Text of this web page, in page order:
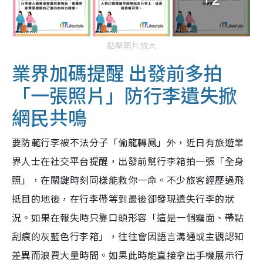
點擊圖片放大
業界加碼提醒 出發前多拍
「一張照片」防行李遺失掀
網民共鳴
要防範行李被不法分子「偷龍轉鳳」外，近日有旅遊業
界人士在社交平台提醒，出發前幫行李箱拍一張「全身
照」，在關鍵時刻同樣能救你一命。不少旅客經歷過飛
抵目的地後，在行李帶等到最後卻發現遺失行李的狀
況。如果在報失時只靠口頭形容「這是一個霧面、帶點
刮痕的灰藍色行李箱」，往往會因語言溝通或主觀認知
差異而浪費大量時間。如果此時能直接拿出手機展示行